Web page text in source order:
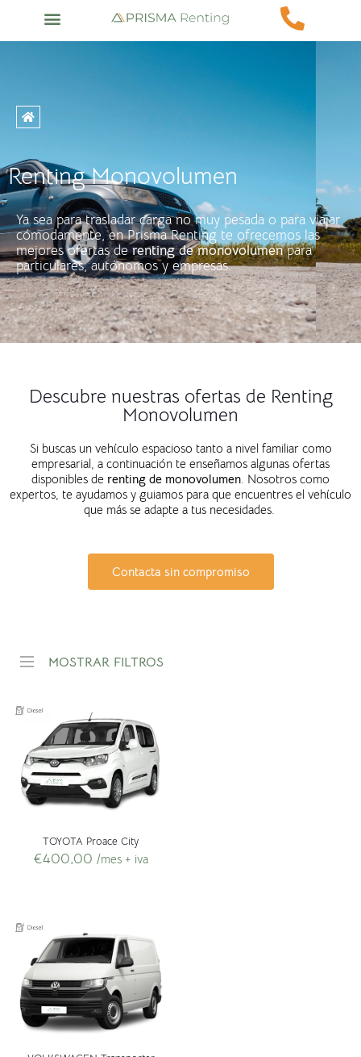
Renting Monovolumen
Ya sea para trasladar carga no muy pesada o para viajar
cómodamente, en Prisma Renting te ofrecemos las
mejores ofertas derenting de monovolumenpara
particulares, autónomos y empresas.
Descubre nuestras ofertas de Renting
Monovolumen
Si buscas un vehículo espacioso tanto a nivel familiar como
empresarial, a continuación te enseñamos algunas ofertas
disponibles de renting de monovolumen. Nosotros como
expertos, te ayudamos y guiamos para que encuentres el vehículo
que más se adapte a tus necesidades.
Contacta sin compromiso
MOSTRAR FILTROS
TOYOTA Proace City
€400,00 /mes + iva